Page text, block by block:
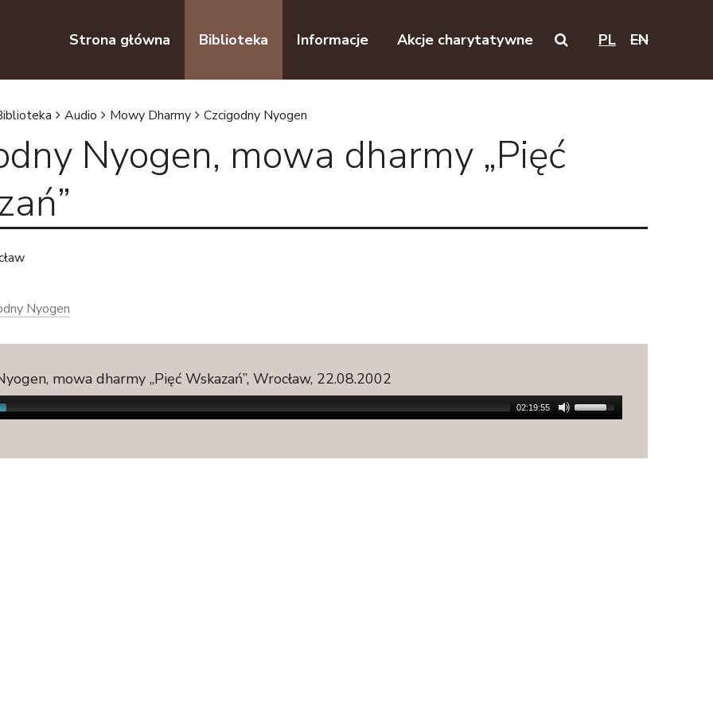
Strona główna Biblioteka Informacje Akcje charytatywne PL EN
Audio Mowy Dharmy Czcigodny Nyogen
Nyogen, mowa dharmy „Pięć
Nyogen
mowa dharmy „Pięć Wskazań”, Wrocław, 22.08.2002
02:19:55